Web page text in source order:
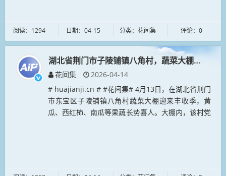
阅读：1294 日期：04-15 分类：花间集 评论：0
湖北省荆门市子陵铺镇八角村，蔬菜大棚迎来丰
花间集
2026-04-14
# huajianji.cn # #花间集# 4月13日，在湖北省荆门
市东宝区子陵铺镇八角村蔬菜大棚迎来丰收季，黄
瓜、西红柿、南瓜等果蔬长势喜人。大棚内，该村党